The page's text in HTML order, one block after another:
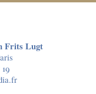
Frits Lugt